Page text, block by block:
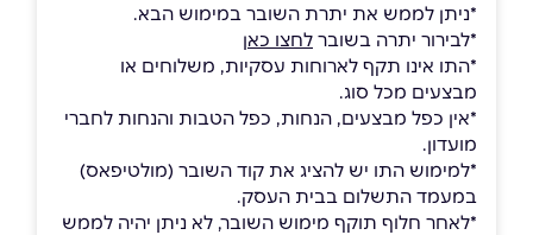
*ניתן לממש את יתרת השובר במימוש הבא.
*לבירור יתרה בשובר לחצו כאן
*התו אינו תקף לארוחות עסקיות, משלוחים או
מבצעים מכל סוג.
*אין כפל מבצעים, הנחות, כפל הטבות והנחות לחברי
מועדון.
*למימוש התו יש להציג את קוד השובר (מולטיפאס)
במעמד התשלום בבית העסק.
*לאחר חלוף תוקף מימוש השובר, לא ניתן יהיה לממש